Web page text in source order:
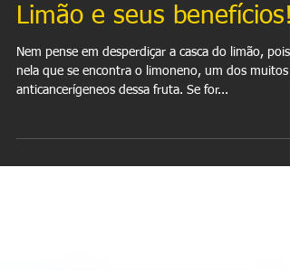
Limão e seus benefícios!
Nem pense em desperdiçar a casca do limão, pois